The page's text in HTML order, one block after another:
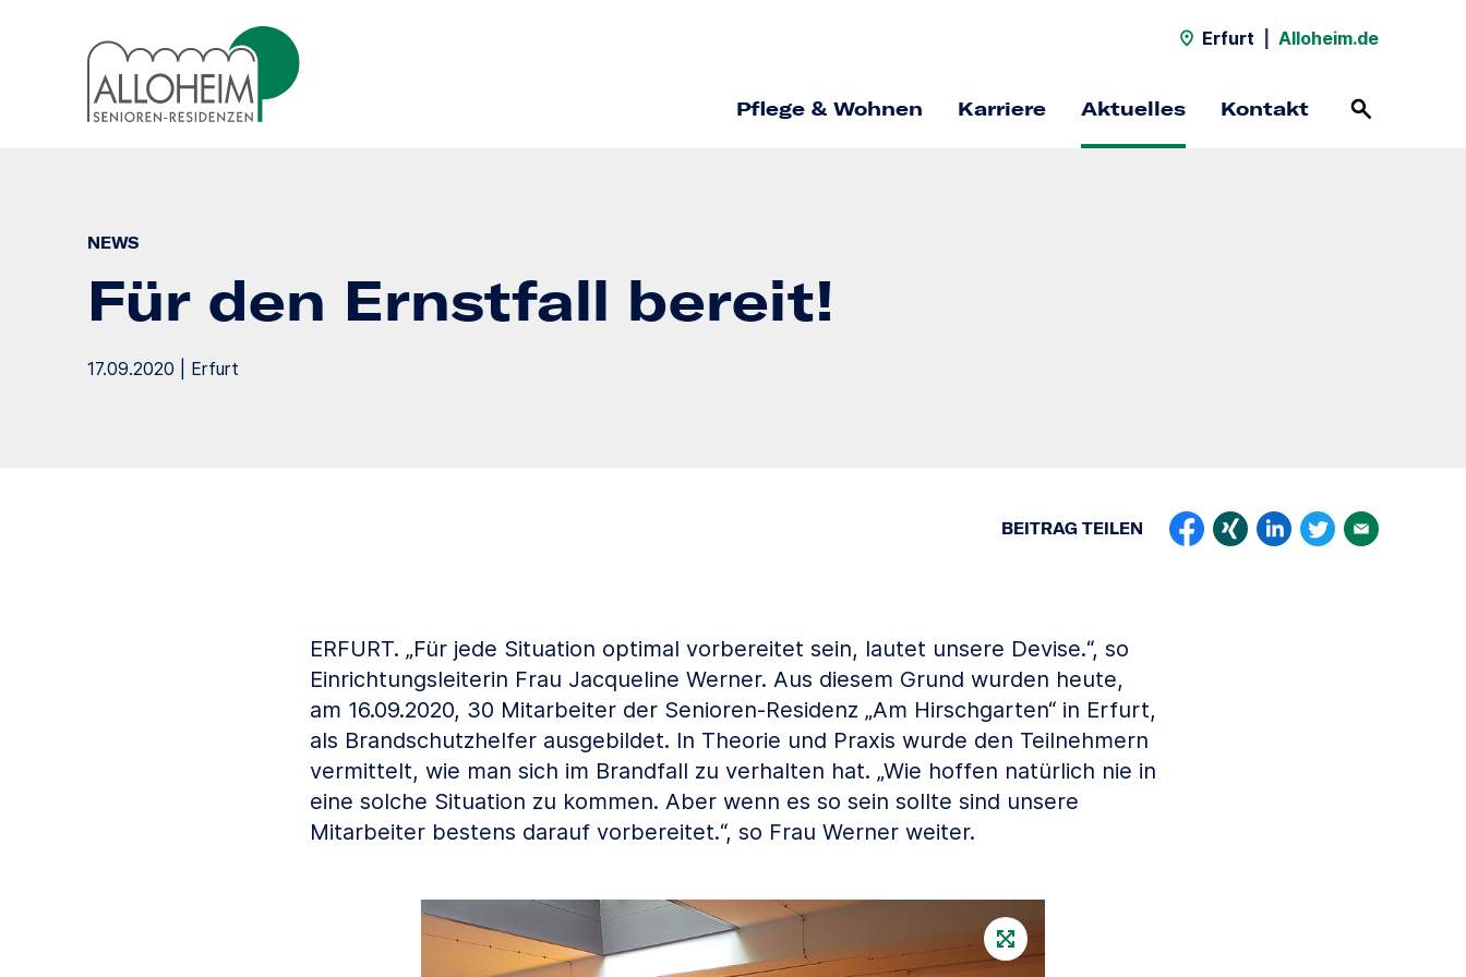
Erfurt Alloheim.de
Pflege & Wohnen Karriere Aktuelles Kontakt
NEWS
Für den Ernstfall bereit!
17.09.2020 | Erfurt
BEITRAG TEILEN
ERFURT. „Für jede Situation optimal vorbereitet sein, lautet unsere Devise.“, so
Einrichtungsleiterin Frau Jacqueline Werner. Aus diesem Grund wurden heute,
am 16.09.2020, 30 Mitarbeiter der Senioren-Residenz „Am Hirschgarten“ in Erfurt,
als Brandschutzhelfer ausgebildet. In Theorie und Praxis wurde den Teilnehmern
vermittelt, wie man sich im Brandfall zu verhalten hat. „Wie hoffen natürlich nie in
eine solche Situation zu kommen. Aber wenn es so sein sollte sind unsere
Mitarbeiter bestens darauf vorbereitet.“, so Frau Werner weiter.